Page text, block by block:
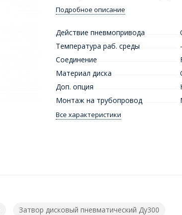
Подробное описание
Действие пневмопривода
Температура раб. среды
Соединение
Материал диска
Доп. опция
Монтаж на трубопровод
Все характеристики
Затвор дисковый пневматический Ду300